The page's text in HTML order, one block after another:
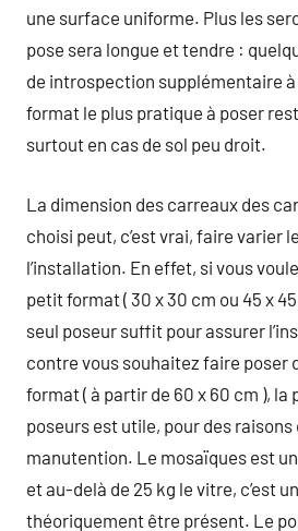
une surface uniforme. Plus les
pose sera longue et tendre :
de introspection supplémentaire à
format le plus pratique à poser
surtout en cas de sol peu droit.
La dimension des carreaux des
choisi peut, c’est vrai, faire varier
l’installation. En effet, si vous
petit format ( 30 x 30 cm ou 45 x
seul poseur suffit pour assurer
contre vous souhaitez faire poser
format ( à partir de 60 x 60 cm ), la
poseurs est utile, pour des raisons
manutention. Le mosaïques est
et au-delà de 25 kg le vitre, c’est
théoriquement être présent. Le